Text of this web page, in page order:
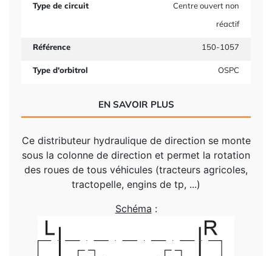
Type de circuit
Centre ouvert non
réactif
Référence 150-1057
Type d'orbitrol OSPC
EN SAVOIR PLUS
Ce distributeur hydraulique de direction se monte
sous la colonne de direction et permet la rotation
des roues de tous véhicules (tracteurs agricoles,
tractopelle, engins de tp, ...)
Schéma :